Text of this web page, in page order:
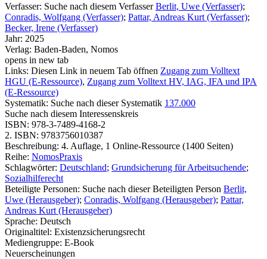
Verfasser: Suche nach diesem Verfasser Berlit, Uwe (Verfasser);
Conradis, Wolfgang (Verfasser); Pattar, Andreas Kurt (Verfasser);
Becker, Irene (Verfasser)
Jahr: 2025
Verlag: Baden-Baden, Nomos
opens in new tab
Links: Diesen Link in neuem Tab öffnen Zugang zum Volltext
HGU (E-Ressource), Zugang zum Volltext HV, IAG, IFA und IPA
(E-Ressource)
Systematik: Suche nach dieser Systematik 137.000
Suche nach diesem Interessenskreis
ISBN: 978-3-7489-4168-2
2. ISBN: 9783756010387
Beschreibung: 4. Auflage, 1 Online-Ressource (1400 Seiten)
Reihe: NomosPraxis
Schlagwörter: Deutschland; Grundsicherung für Arbeitsuchende;
Sozialhilferecht
Beteiligte Personen: Suche nach dieser Beteiligten Person Berlit,
Uwe (Herausgeber); Conradis, Wolfgang (Herausgeber); Pattar,
Andreas Kurt (Herausgeber)
Sprache: Deutsch
Originaltitel: Existenzsicherungsrecht
Mediengruppe: E-Book
Neuerscheinungen